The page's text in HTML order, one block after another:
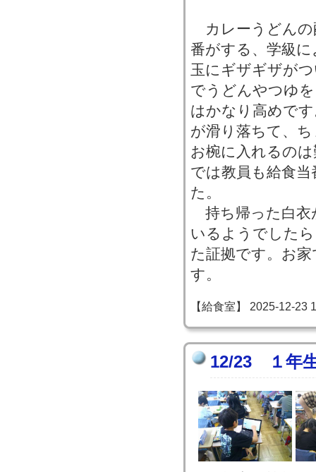
カレーうどんの
番がする、学級
玉にギザギザが
でうどんやつゆ
はかなり高めで
が滑り落ちて、
お椀に入れるの
では教員も給食
た。
持ち帰った白衣
いるようでした
た証拠です。お
す。
【給食室】 2025-12-23
12/23 １年